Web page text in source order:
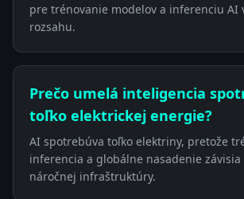
pre trénovanie modelov a inferenciu AI
rozsahu.
Prečo umelá inteligencia
toľko elektrickej energie?
AI spotrebúva toľko elektriny, pretože
inferencia a globálne nasadenie závisia
náročnej infraštruktúry.